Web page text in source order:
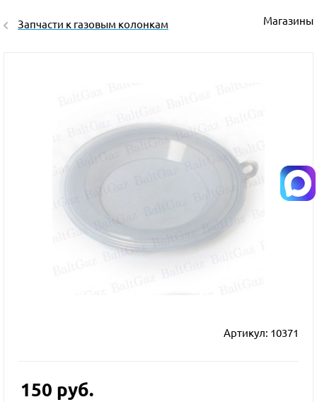
Запчасти к газовым колонкам Магазины
Артикул: 10371
150 руб.